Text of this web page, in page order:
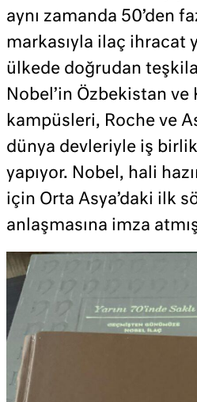
aynı zamanda 50’den
markasıyla ilaç ihracat
ülkede doğrudan
Nobel’in Özbekistan ve
kampüsleri, Roche ve
dünya devleriyle iş
yapıyor. Nobel, hali
için Orta Asya’daki ilk
anlaşmasına imza